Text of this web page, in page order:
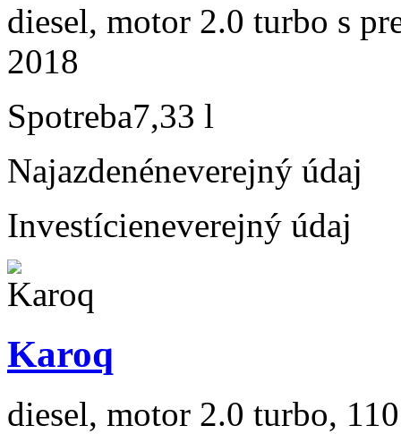
diesel, motor 2.0 turbo s
2018
Spotreba7,33 l
Najazdenéneverejný údaj
Investícieneverejný údaj
Karoq
diesel, motor 2.0 turbo,